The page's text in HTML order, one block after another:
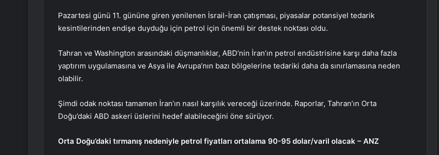
Pazartesi günü 11. gününe giren yenilenen İsrail-İran çatışması, piyasalar potansiyel tedarik
kesintilerinden endişe duyduğu için petrol için önemli bir destek noktası oldu.
Tahran ve Washington arasındaki düşmanlıklar, ABD’nin İran’ın petrol endüstrisine karşı daha fazla
yaptırım uygulamasına ve Asya ile Avrupa’nın bazı bölgelerine tedariki daha da sınırlamasına neden
olabilir.
Şimdi odak noktası tamamen İran’ın nasıl karşılık vereceği üzerinde. Raporlar, Tahran’ın Orta
Doğu’daki ABD askeri üslerini hedef alabileceğini öne sürüyor.
Orta Doğu’daki tırmanış nedeniyle petrol fiyatları ortalama 90-95 dolar/varil olacak – ANZ